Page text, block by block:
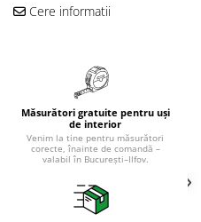
Cere informatii
Măsurători gratuite pentru uși
de interior
Venim la tine pentru măsurători
corecte, înainte de comandă –
valabil în București–Ilfov.